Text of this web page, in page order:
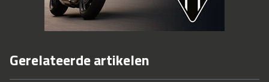
Gerelateerde artikelen